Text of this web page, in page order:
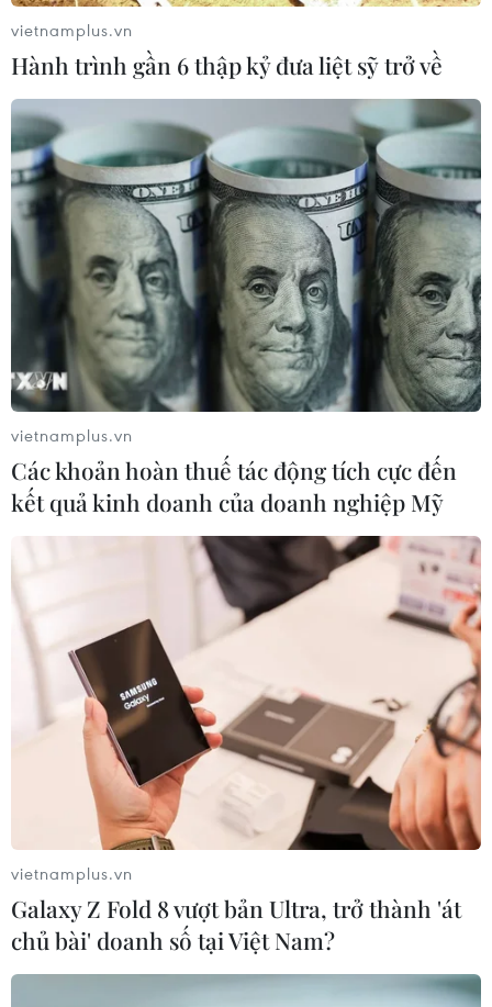
Ngày 21/3/2023, Cơ quan Cảnh sát điều tra Công an
tỉnh Vĩnh Phúc tiếp nhận đơn tố giác tội phạm của người
dân về việc cháu T.T.N.H bị một nhóm đối tượng đưa đi
bán làm nhân viên phục vụ quán hát.
Vụ buôn bán người ở Long An: Khởi tố
thêm 2 đối tượng để điều tra
Liên quan đến vụ việc cô gái 18 tuổi bị mua, bán qua
tay nhiều lần, Cơ quan Cảnh sát điều tra Công an
huyện Đức Huệ, tỉnh Long An, đã khởi tố và bắt giữ
thêm 2 bị can điều tra.
vietnamplus.vn
Hành trình gần 6 thập kỷ đưa liệt sỹ trở về
vietnamplus.vn
Các khoản hoàn thuế tác động tích cực đến
kết quả kinh doanh của doanh nghiệp Mỹ
vietnamplus.vn
Galaxy Z Fold 8 vượt bản Ultra, trở thành 'át
chủ bài' doanh số tại Việt Nam?